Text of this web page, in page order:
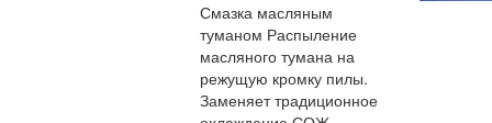
Смазка масляным
туманом​ Распыление
масляного тумана на
режущую кромку пилы.
Заменяет традиционное